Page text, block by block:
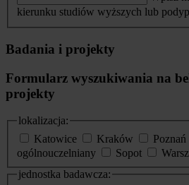
kierunku studiów wyższych lub
Badania i projekty
Formularz wyszukiwania na
projekty
lokalizacja:
Katowice
Kraków Poznań
ogólnouczelniany
Sopot
jednostka badawcza: